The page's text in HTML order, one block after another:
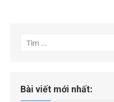
Tìm
Bài viết mới nhất: